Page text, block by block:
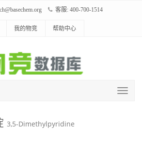
客服: 400-700-1514
我的物竞 帮助中心
3,5-Dimethylpyridine